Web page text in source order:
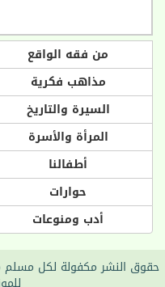
من فقه الواقع
مذاهب فكرية
السيرة والتاريخ
المرأة والأسرة
أطفالنا
حوارات
أدب ومنوعات
حقوق النشر مكفولة لكل